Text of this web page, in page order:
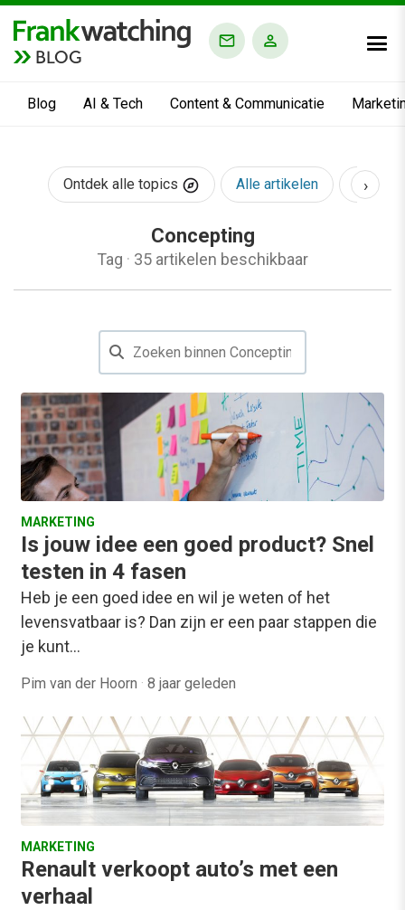
BLOG
Blog AI & Tech Content & Communicatie
Ontdek alle topics Alle artikelen AI &
›
Concepting
Tag · 35 artikelen beschikbaar
MARKETING
Is jouw idee een goed product? Snel
testen in 4 fasen
Heb je een goed idee en wil je weten of het
levensvatbaar is? Dan zijn er een paar stappen die
je kunt…
Pim van der Hoorn · 8 jaar geleden
MARKETING
Renault verkoopt auto’s met een
verhaal